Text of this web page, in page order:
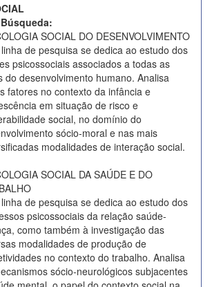
SOCIAL DO DESENVOLVIMENTO
de pesquisa se dedica ao estudo dos
psicossociais associados a todas as
do desenvolvimento humano. Analisa
fatores no contexto da infância e
em situação de risco e
social, no domínio do
sócio-moral e nas mais
modalidades de interação social.
SOCIAL DA SAÚDE E DO
de pesquisa se dedica ao estudo dos
psicossociais da relação saúde-
como também à investigação das
modalidades de produção de
no contexto do trabalho. Analisa
sócio-neurológicos subjacentes